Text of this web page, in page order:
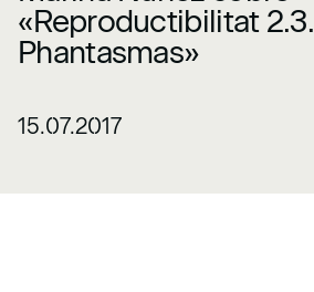
«Reproductibilitat 2.3.
Phantasmas»
15.07.2017